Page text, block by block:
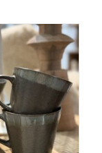
4 XL mokken met
WINKELWAGEN